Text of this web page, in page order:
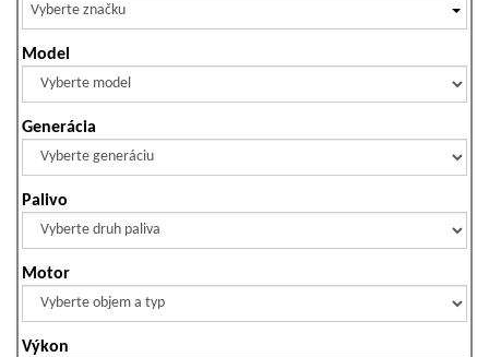
Vyberte značku
Model
Generácia
Palivo
Motor
Výkon